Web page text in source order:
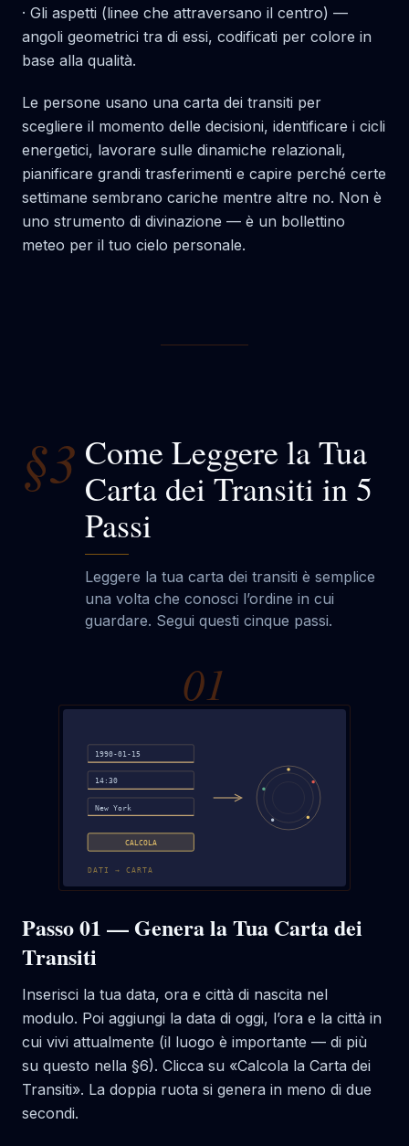
· Gli aspetti (linee che attraversano il centro) —
angoli geometrici tra di essi, codificati per colore in
base alla qualità.
Le persone usano una carta dei transiti per
scegliere il momento delle decisioni, identificare i cicli
energetici, lavorare sulle dinamiche relazionali,
pianificare grandi trasferimenti e capire perché certe
settimane sembrano cariche mentre altre no. Non è
uno strumento di divinazione — è un bollettino
meteo per il tuo cielo personale.
§3 Come Leggere la Tua
Carta dei Transiti in 5
Passi
Leggere la tua carta dei transiti è semplice
una volta che conosci l’ordine in cui
guardare. Segui questi cinque passi.
01
1990-01-15
14:30
New York
CALCOLA
DATI → CARTA
Passo 01 — Genera la Tua Carta dei
Transiti
Inserisci la tua data, ora e città di nascita nel
modulo. Poi aggiungi la data di oggi, l’ora e la città in
cui vivi attualmente (il luogo è importante — di più
su questo nella §6). Clicca su «Calcola la Carta dei
Transiti». La doppia ruota si genera in meno di due
secondi.